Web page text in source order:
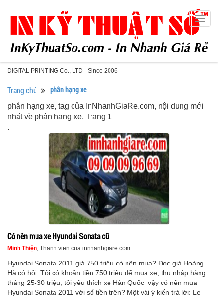
DIGITAL PRINTING Co., LTD - Since 2006
Trang chủ phân hạng xe
phân hạng xe, tag của InNhanhGiaRe.com, nội dung mới
nhất về phân hạng xe, Trang 1
.
Có nên mua xe Hyundai Sonata cũ
Minh Thiện, Thành viên của innhanhgiare.com
Hyundai Sonata 2011 giá 750 triệu có nên mua? Đọc giả Hoàng
Hà có hỏi: Tôi có khoản tiền 750 triệu để mua xe, thu nhập hàng
tháng 25-30 triệu, tôi yêu thích xe Hàn Quốc, vậy có nên mua
Hyundai Sonata 2011 với số tiền trên? Một vài ý kiến trả lời: Le